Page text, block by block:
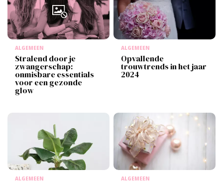
ALGEMEEN
Stralend door je
zwangerschap:
onmisbare essentials
voor een gezonde
glow
ALGEMEEN
Opvallende
trouwtrends in het jaar
2024
ALGEMEEN ALGEMEEN